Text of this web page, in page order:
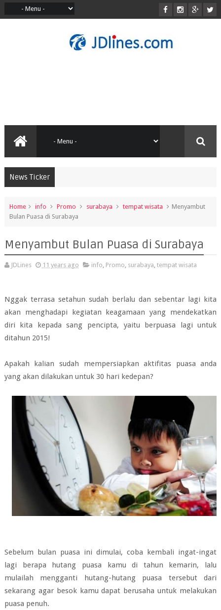
News Ticker
Home info Promo surabaya tempat wisata
Menyambut
Bulan Puasa di Surabaya
Menyambut Bulan Puasa di Surabaya
JDLines 11 years ago info, Promo, surabaya, tempat wisata
Nggak terrasa setahun sudah berlalu dan sebentar lagi kita
akan menghadapi kegiatan keagamaan yang mendekatkan
diri kita kepada sang pencipta, yaitu berpuasa lagi untuk
ditahun 2015!
Apakah kalian sudah mempersiapkan aktifitas puasa anda
yang akan dilakukan untuk 30 hari kedepan?
Sebelum bulan puasa ini dimulai, coba kembali ingat-ingat
lagi berapa hutang puasa kamu di tahun kemarin, lalu
mulailah mengganti hutang-hutang puasa tersebut dari
sekarang agar besok kamu dapat berusaha untuk melakukan
puasa penuh.